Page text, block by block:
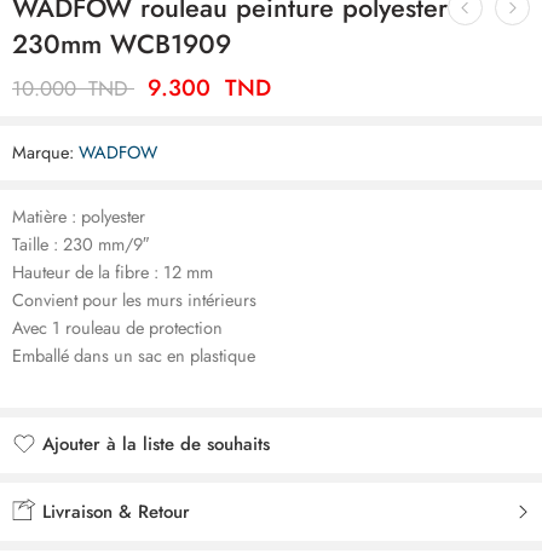
WADFOW rouleau peinture polyester
230mm WCB1909
10.000TND 9.300 TND
Marque: WADFOW
Matière : polyester
Taille : 230 mm/9″
Hauteur de la fibre : 12 mm
Convient pour les murs intérieurs
Avec 1 rouleau de protection
Emballé dans un sac en plastique
Ajouter à la liste de souhaits
Livraison & Retour